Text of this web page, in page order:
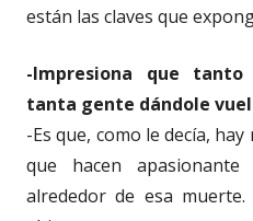
están las claves que
-Impresiona que
tanta gente dándole
-Es que, como le decía,
que hacen
alrededor de esa